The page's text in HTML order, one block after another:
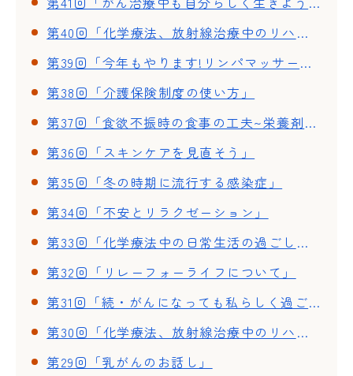
第40回「化学療法、放射線治療中のリハビリ」~体調が良い時期と悪い時期~
第39回「今年もやります!リンパマッサージ」
第38回「介護保険制度の使い方」
第37回「食欲不振時の食事の工夫~栄養剤を使った簡単・美味しいクッキング~」
第36回「スキンケアを見直そう」
第35回「冬の時期に流行する感染症」
第34回「不安とリラクゼーション」
第33回「化学療法中の日常生活の過ごし方」
第32回「リレーフォーライフについて」
第31回「続・がんになっても私らしく過ごそう」
第30回「化学療法、放射線治療中のリハビリ~体調が良い時期と悪い時期~」
第29回「乳がんのお話し」